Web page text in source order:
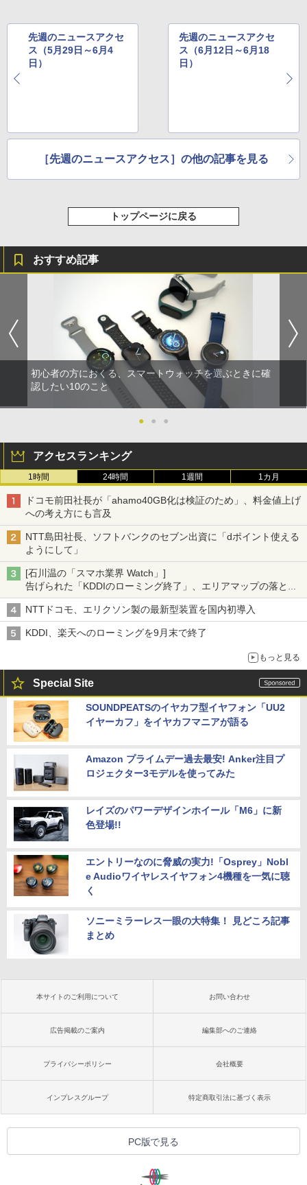
先週のニュースアクセ
ス（5月29日～6月4
日）
先週のニュースアクセ
ス（6月12日～6月18
日）
［先週のニュースアクセス］の他の記事を見る
トップページに戻る
おすすめ記事
初心者の方におくる、スマートウォッチを選ぶときに確
認したい10のこと
● ● ●
アクセスランキング
1時間 24時間 1週間 1カ月
ドコモ前田社長が「ahamo40GB化は検証のため」、料金値上げ
への考え方にも言及
NTT島田社長、ソフトバンクのセブン出資に「dポイント使える
ようにして」
[石川温の「スマホ業界 Watch」]
告げられた「KDDIのローミング終了」、エリアマップの落とし
穴と楽天モバイルの課題
NTTドコモ、エリクソン製の最新型装置を国内初導入
KDDI、楽天へのローミングを9月末で終了
もっと見る
Special Site
SOUNDPEATSのイヤカフ型イヤフォン「UU2
イヤーカフ」をイヤカフマニアが語る
Amazon プライムデー過去最安! Anker注目プ
ロジェクター3モデルを使ってみた
レイズのパワーデザインホイール「M6」に新
色登場!!
エントリーなのに脅威の実力!「Osprey」Nobl
e Audioワイヤレスイヤフォン4機種を一気に聴
く
ソニーミラーレス一眼の大特集！ 見どころ記事
まとめ
本サイトのご利用について お問い合わせ
広告掲載のご案内 編集部へのご連絡
プライバシーポリシー 会社概要
インプレスグループ 特定商取引法に基づく表示
PC版で見る